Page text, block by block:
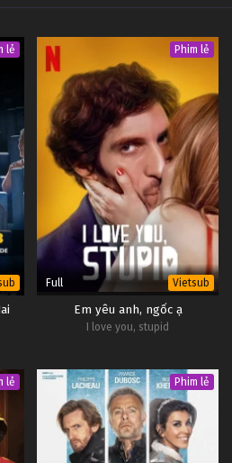
Thành Thật Tập 4
OP -
Vietsub
Thành Thật Tập 3
OP -
Vietsub
#1
Thành Thật Tập 2
OP -
Vietsub
#1
Thành Thật Tập 1
OP -
#1
lẻ Phim lẻ
Full Vietsub
Em yêu anh, ngốc ạ
I love you, stupid
lẻ Phim lẻ